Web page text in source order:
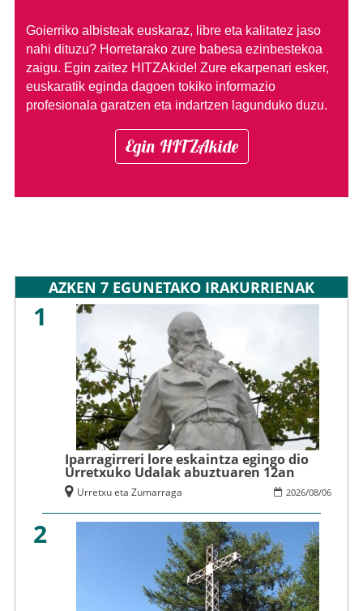
Goierriko albisteak euskaraz, libre eta kalitatez jaso
nahi dituzu? Horretarako zure babesa ezinbestekoa
zaigu. Egin zaitez HITZAkide! Zure ekarpenari esker,
euskaratik eginda dagoen tokiko informazio
profesionala garatzen eta indartzen lagunduko duzu.
Egin HITZAkide
AZKEN 7 EGUNETAKO IRAKURRIENAK
1
Iparragirreri lore eskaintza egingo dio
Urretxuko Udalak abuztuaren 12an
2026/08/06
Urretxu eta Zumarraga
2